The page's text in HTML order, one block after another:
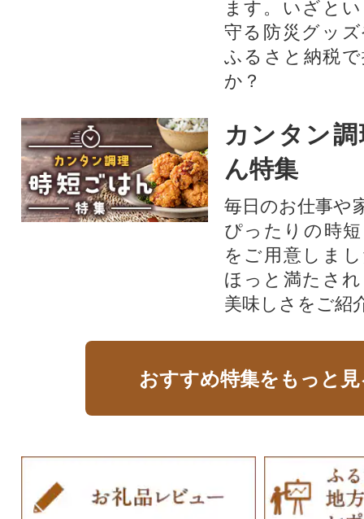
ます。いざと
守る防災グッ
ふるさと納税
か？
カンタン
ん特集
毎日のお仕事や
ぴったりの時
をご用意しま
ほっと満たさ
美味しさをご紹
おすすめ特集をもっと